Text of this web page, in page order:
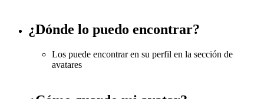
¿Dónde lo puedo encontrar?
Los puede encontrar en su perfil en la sección de
avatares